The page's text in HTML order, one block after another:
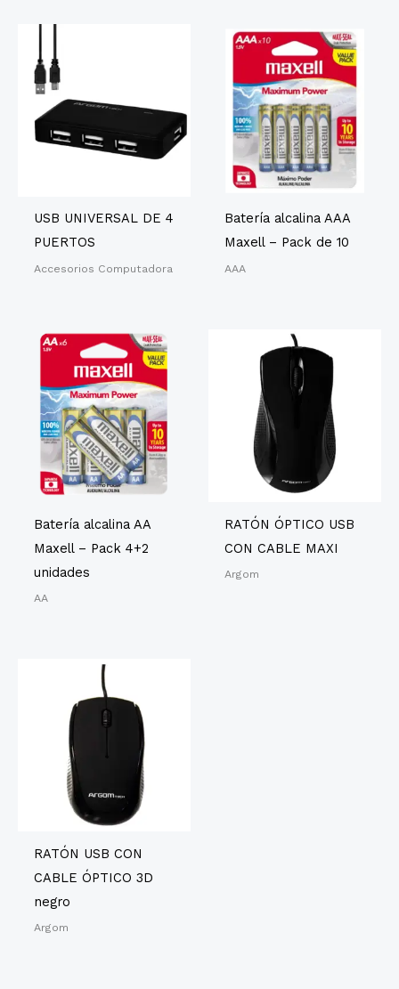
USB UNIVERSAL DE 4
PUERTOS
Accesorios Computadora
Batería alcalina AAA
Maxell – Pack de 10
AAA
Batería alcalina AA
Maxell – Pack 4+2
unidades
AA
RATÓN ÓPTICO USB
CON CABLE MAXI
Argom
RATÓN USB CON
CABLE ÓPTICO 3D
negro
Argom